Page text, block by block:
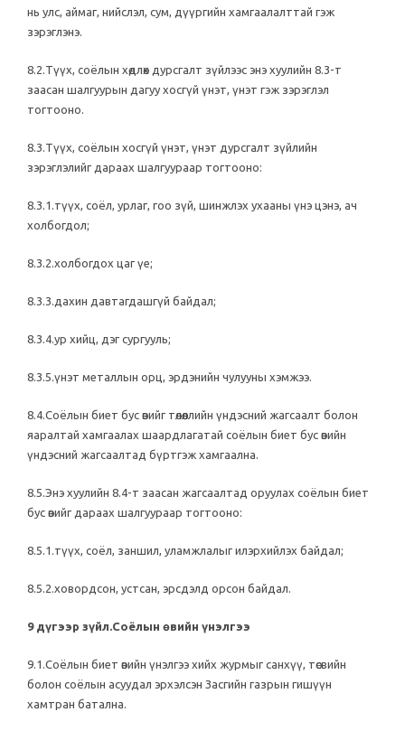
нь улс, аймаг, нийслэл, сум, дүүргийн хамгаалалттай гэж
зэрэглэнэ.
8.2.Түүх, соёлын хөдлөх дурсгалт зүйлээс энэ хуулийн 8.3-т
заасан шалгуурын дагуу хосгүй үнэт, үнэт гэж зэрэглэл
тогтооно.
8.3.Түүх, соёлын хосгүй үнэт, үнэт дурсгалт зүйлийн
зэрэглэлийг дараах шалгуураар тогтооно:
8.3.1.түүх, соёл, урлаг, гоо зүй, шинжлэх ухааны үнэ цэнэ, ач
холбогдол;
8.3.2.холбогдох цаг үе;
8.3.3.дахин давтагдашгүй байдал;
8.3.4.ур хийц, дэг сургууль;
8.3.5.үнэт металлын орц, эрдэнийн чулууны хэмжээ.
8.4.Соёлын биет бус өвийг төлөөллийн үндэсний жагсаалт болон
яаралтай хамгаалах шаардлагатай соёлын биет бус өвийн
үндэсний жагсаалтад бүртгэж хамгаална.
8.5.Энэ хуулийн 8.4-т заасан жагсаалтад оруулах соёлын биет
бус өвийг дараах шалгуураар тогтооно:
8.5.1.түүх, соёл, заншил, уламжлалыг илэрхийлэх байдал;
8.5.2.ховордсон, устсан, эрсдэлд орсон байдал.
9 дүгээр зүйл.Соёлын өвийн үнэлгээ
9.1.Соёлын биет өвийн үнэлгээ хийх журмыг санхүү, төсвийн
болон соёлын асуудал эрхэлсэн Засгийн газрын гишүүн
хамтран батална.